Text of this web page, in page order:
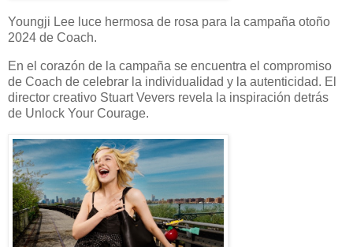
Youngji Lee luce hermosa de rosa para la campaña otoño
2024 de Coach.
En el corazón de la campaña se encuentra el compromiso
de Coach de celebrar la individualidad y la autenticidad. El
director creativo Stuart Vevers revela la inspiración detrás
de Unlock Your Courage.